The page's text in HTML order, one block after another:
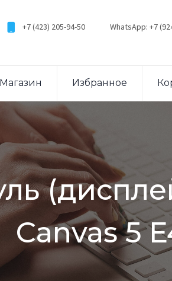
+7 (423) 205-94-50 WhatsApp: +7
Магазин Избранное
Canvas 5